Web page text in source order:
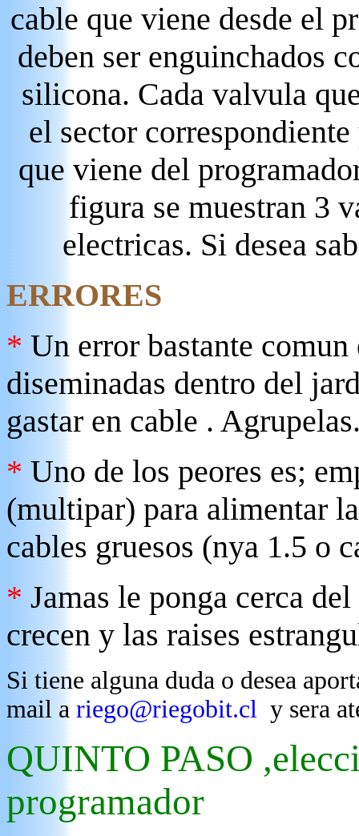
cable que viene desde el
deben ser enguinchados
silicona. Cada valvula
el sector
que viene del
figura se muestran 3
electricas. Si desea
ERRORES
* Un error bastante
diseminadas dentro del
gastar en cable .
* Uno de los peores es;
(multipar) para alimentar
cables gruesos (nya 1.5 o
* Jamas le ponga cerca
crecen y las raises
Si tiene alguna duda o desea
mail a riego@riegobit.cl y sera
QUINTO PASO
programador